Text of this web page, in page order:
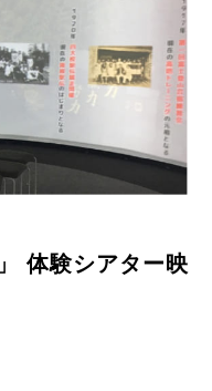
体験シアター映